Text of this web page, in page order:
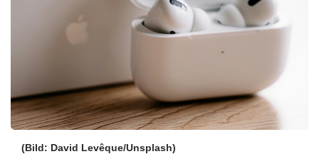
(Bild: David Levêque/Unsplash)